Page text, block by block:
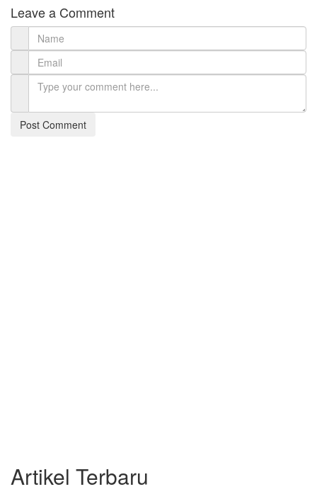
Leave a Comment
Artikel Terbaru